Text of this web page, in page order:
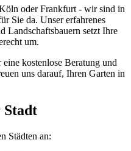
oder Frankfurt - wir sind in
Sie da. Unser erfahrenes
Landschaftsbauern setzt Ihre
um.
kostenlose Beratung und
uns darauf, Ihren Garten in
Städten an: